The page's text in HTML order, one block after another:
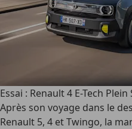
Essai : Renault 4 E-Tech
Après son voyage dans le
Renault 5, 4 et Twingo, la